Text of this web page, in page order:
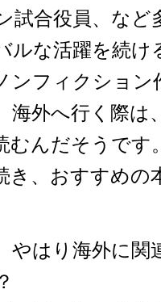
試合役員、など
ルな活躍を続け
ンフィクション
海外へ行く際は
むんだそうで
き、おすすめの
やはり海外に関